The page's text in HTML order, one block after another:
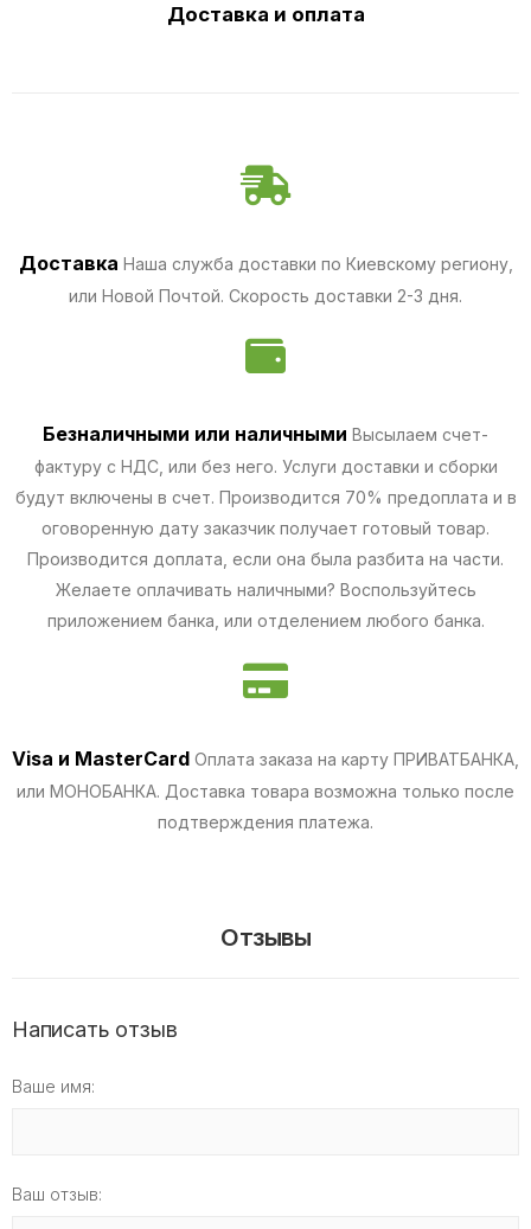
Доставка и оплата
Доставка Наша служба доставки по Киевскому региону,
или Новой Почтой. Скорость доставки 2-3 дня.
Безналичными или наличными Высылаем счет-
фактуру с НДС, или без него. Услуги доставки и сборки
будут включены в счет. Производится 70% предоплата и в
оговоренную дату заказчик получает готовый товар.
Производится доплата, если она была разбита на части.
Желаете оплачивать наличными? Воспользуйтесь
приложением банка, или отделением любого банка.
Visa и MasterCard Оплата заказа на карту ПРИВАТБАНКА,
или МОНОБАНКА. Доставка товара возможна только после
подтверждения платежа.
Отзывы
Написать отзыв
Ваше имя:
Ваш отзыв: